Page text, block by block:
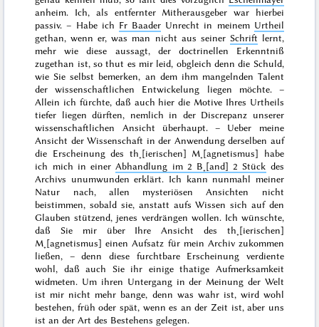
anheim. Ich, als entfernter Mitherausgeber war hierbei
passiv. – Habe ich Fr Baader Unrecht in meinem Urtheil
gethan, wenn er, was man nicht aus seiner Schrift lernt,
mehr wie diese aussagt, der doctrinellen Erkenntniß
zugethan ist, so thut es mir leid, obgleich denn die Schuld,
wie Sie selbst bemerken, an dem ihm mangelnden Talent
der wissenschaftlichen Entwickelung liegen möchte. –
Allein ich fürchte, daß auch hier die Motive Ihres Urtheils
tiefer liegen dürften, nemlich in der Discrepanz unserer
wissenschaftlichen Ansicht überhaupt. – Ueber meine
Ansicht der Wissenschaft in der Anwendung derselben auf
die Erscheinung des th˖[ierischen] M˖[agnetismus] habe
ich mich in einerAbhandlung im 2 B˖[and] 2 Stück des
Archivs unumwunden erklärt. Ich kann nunmahl meiner
Natur nach, allen mysteriösen Ansichten nicht
beistimmen, sobald sie, anstatt aufs Wissen sich auf den
Glauben stützend, jenes verdrängen wollen. Ich wünschte,
daß Sie mir über Ihre Ansicht des th˖[ierischen]
M˖[agnetismus] einen Aufsatz für mein Archiv zukommen
ließen, – denn diese furchtbare Erscheinung verdiente
wohl, daß auch Sie ihr einige thatige Aufmerksamkeit
widmeten. Um ihren Untergang in der Meinung der Welt
ist mir nicht mehr bange, denn was wahr ist, wird wohl
bestehen, früh oder spät, wenn es an der Zeit ist, aber uns
ist an der Art des Bestehens gelegen.